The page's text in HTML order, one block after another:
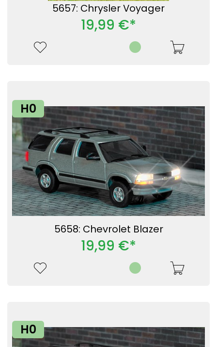
5657: Chrysler Voyager
19,99 €*
H0
5658: Chevrolet Blazer
19,99 €*
H0